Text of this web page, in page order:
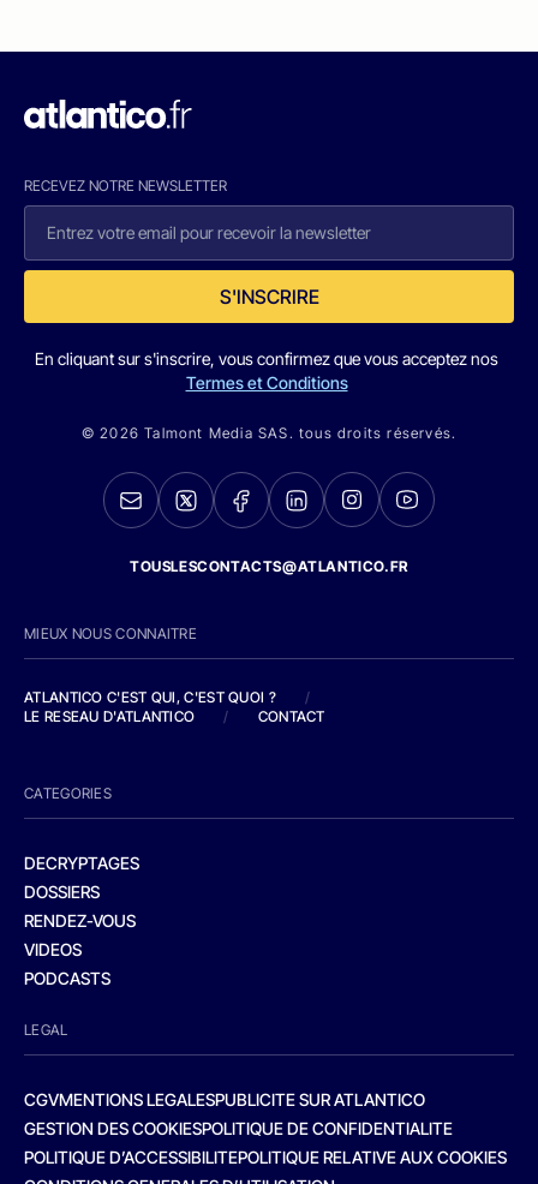
RECEVEZ NOTRE NEWSLETTER
S'INSCRIRE
En cliquant sur s'inscrire, vous confirmez que vous acceptez nos
Termes et Conditions
© 2026 Talmont Media SAS. tous droits réservés.
TOUSLESCONTACTS@ATLANTICO.FR
MIEUX NOUS CONNAITRE
ATLANTICO C'EST QUI, C'EST QUOI ?
/
LE RESEAU D'ATLANTICO
/ CONTACT
CATEGORIES
DECRYPTAGES
DOSSIERS
RENDEZ-VOUS
VIDEOS
PODCASTS
LEGAL
CGVMENTIONS LEGALESPUBLICITE SUR ATLANTICO
GESTION DES COOKIESPOLITIQUE DE CONFIDENTIALITE
POLITIQUE D’ACCESSIBILITEPOLITIQUE RELATIVE AUX COOKIES